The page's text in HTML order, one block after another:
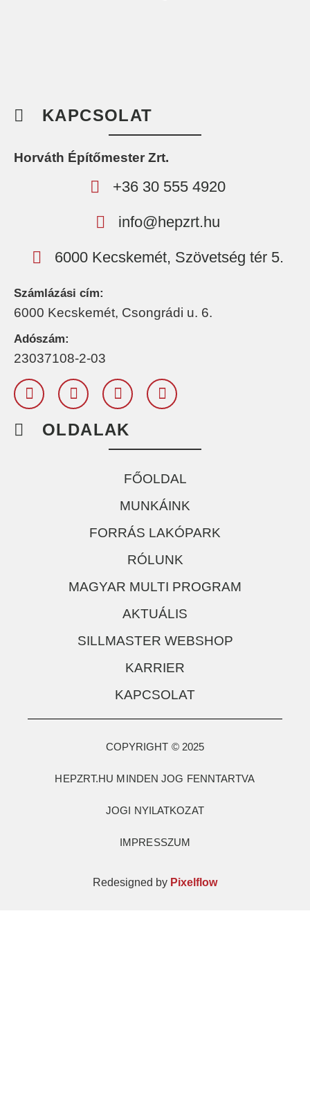
KAPCSOLAT
Horváth Építőmester Zrt.
+36 30 555 4920
info@hepzrt.hu
6000 Kecskemét, Szövetség tér 5.
Számlázási cím:
6000 Kecskemét, Csongrádi u. 6.
Adószám:
23037108-2-03
OLDALAK
FŐOLDAL
MUNKÁINK
FORRÁS LAKÓPARK
RÓLUNK
MAGYAR MULTI PROGRAM
AKTUÁLIS
SILLMASTER WEBSHOP
KARRIER
KAPCSOLAT
COPYRIGHT © 2025
HEPZRT.HU MINDEN JOG FENNTARTVA
JOGI NYILATKOZAT
IMPRESSZUM
Redesigned by Pixelflow